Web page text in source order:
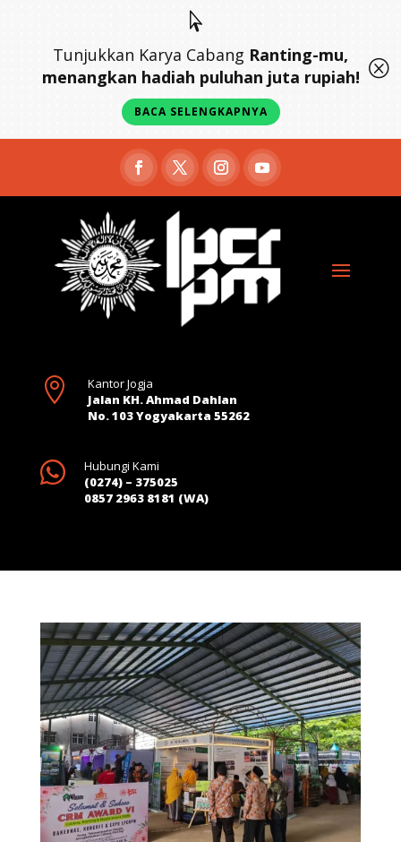

Tunjukkan Karya Cabang Ranting-mu,
menangkan hadiah puluhan juta rupiah!
BACA SELENGKAPNYA
Q

Kantor Jogja
Jalan KH. Ahmad Dahlan
No. 103 Yogyakarta 55262

Hubungi Kami
(0274) – 375025
0857 2963 8181 (WA)